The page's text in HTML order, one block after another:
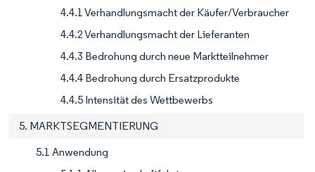
4.4.1 Verhandlungsmacht der Käufer/Verbraucher
4.4.2 Verhandlungsmacht der Lieferanten
4.4.3 Bedrohung durch neue Marktteilnehmer
4.4.4 Bedrohung durch Ersatzprodukte
4.4.5 Intensität des Wettbewerbs
5. MARKTSEGMENTIERUNG
5.1 Anwendung